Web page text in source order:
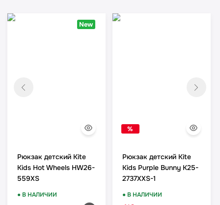
New
Рюкзак детский Kite
Kids Hot Wheels HW26-
559XS
● В НАЛИЧИИ
%
Рюкзак детский Kite
Kids Purple Bunny K25-
2737XXS-1
● В НАЛИЧИИ